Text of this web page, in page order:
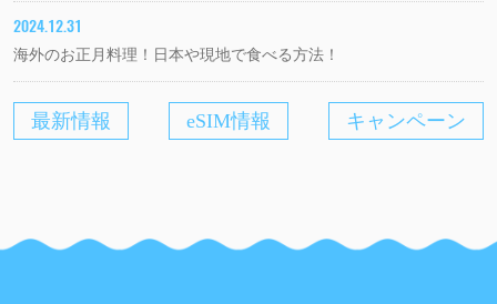
2024.12.31
海外のお正月料理！日本や現地で食べる方法！
最新情報 eSIM情報 キャンペーン